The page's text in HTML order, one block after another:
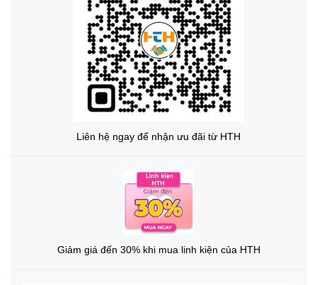
Liên hệ ngay để nhận ưu đãi từ HTH
Giảm giá đến 30% khi mua linh kiện của HTH